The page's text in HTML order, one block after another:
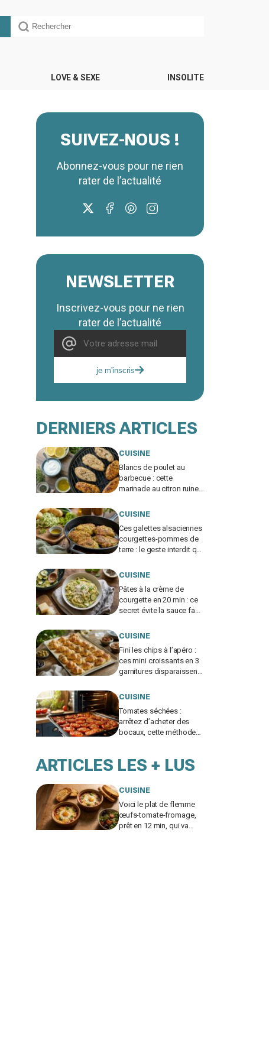
LOVE & SEXE INSOLITE
SUIVEZ-NOUS !
Abonnez-vous pour ne rien
rater de l’actualité
NEWSLETTER
Inscrivez-vous pour ne rien
rater de l’actualité
je m'inscris
DERNIERS ARTICLES
CUISINE
Blancs de poulet au
barbecue : cette
marinade au citron ruine
vous compreniez
CUISINE
Ces galettes alsaciennes
courgettes-pommes de
terre : le geste interdit qui
CUISINE
Pâtes à la crème de
courgette en 20 min : ce
secret évite la sauce fade
resservir
CUISINE
Fini les chips à l’apéro :
ces mini croissants en 3
garnitures disparaissent
CUISINE
Tomates séchées :
arrêtez d’acheter des
bocaux, cette méthode
ARTICLES LES + LUS
CUISINE
Voici le plat de flemme
œufs-tomate-fromage,
prêt en 12 min, qui va